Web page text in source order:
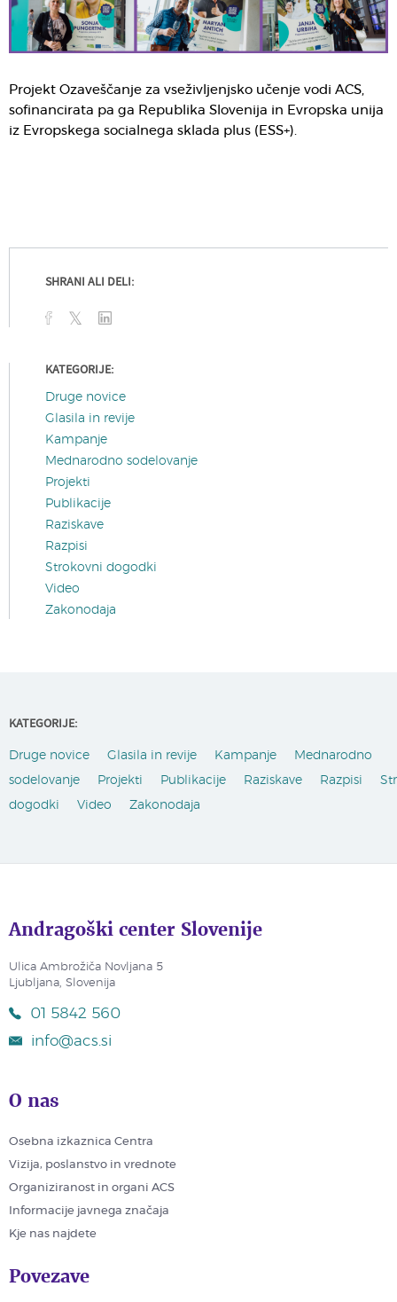
Projekt Ozaveščanje za vseživljenjsko učenje vodi ACS,
sofinancirata pa ga Republika Slovenija in Evropska unija
iz Evropskega socialnega sklada plus (ESS+).
SHRANI ALI DELI:
KATEGORIJE:
Druge novice
Glasila in revije
Kampanje
Mednarodno sodelovanje
Projekti
Publikacije
Raziskave
Razpisi
Strokovni dogodki
Video
Zakonodaja
KATEGORIJE:
Druge novice Glasila in revije Kampanje
Mednarodno
sodelovanje
Projekti Publikacije Raziskave Razpisi
dogodki
Video Zakonodaja
Andragoški center Slovenije
Ulica Ambrožiča Novljana 5
Ljubljana, Slovenija
01 5842 560
info@acs.si
O nas
Osebna izkaznica Centra
Vizija, poslanstvo in vrednote
Organiziranost in organi ACS
Informacije javnega značaja
Kje nas najdete
Povezave